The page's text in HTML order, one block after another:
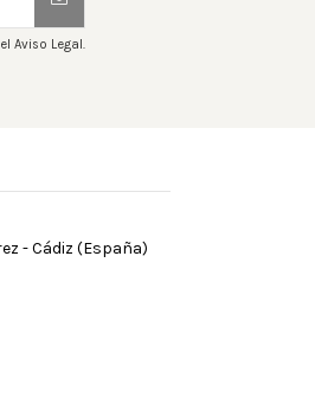
Aviso Legal.
- Cádiz (España)